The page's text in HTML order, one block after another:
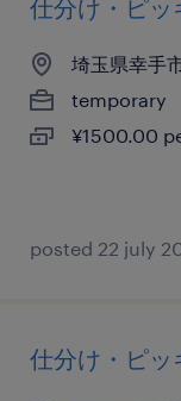
仕分け・ピッ
埼玉県幸手
temporary
¥1500.00
posted 22 july
仕分け・ピッ